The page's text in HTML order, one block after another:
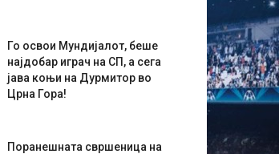
Го освои Мундијалот, беше
најдобар играч на СП, а сега
јава коњи на Дурмитор во
Црна Гора!
Поранешната свршеница на